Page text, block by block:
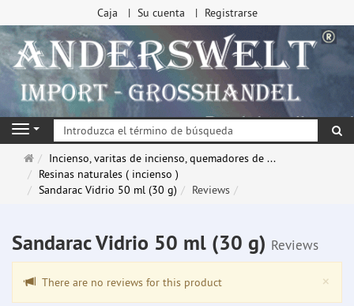
Caja Su cuenta Registrarse
Navigation
Página
de
inicio
Incienso, varitas de incienso, quemadores de ...
Resinas naturales ( incienso )
Sandarac Vidrio 50 ml (30 g)
Reviews
Sandarac Vidrio 50 ml (30 g) Reviews
×
There are no reviews for this product